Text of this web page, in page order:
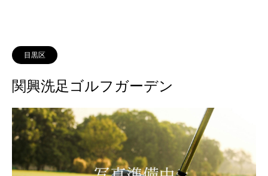
目黒区
関興洗足ゴルフガーデン